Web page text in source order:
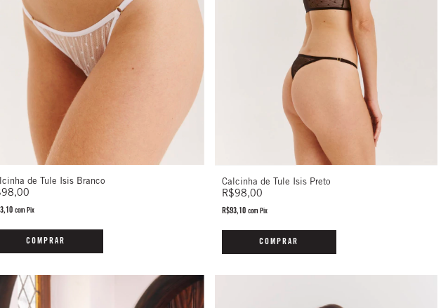
de Tule Isis Branco
com Pix
COMPRAR
Calcinha de Tule Isis Preto
R$98,00
R$93,10 com Pix
COMPRAR